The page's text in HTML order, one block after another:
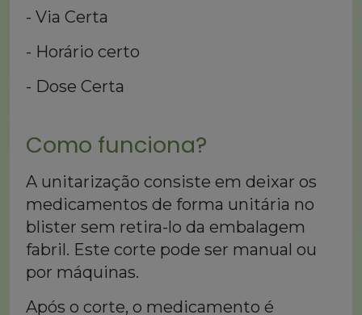
- Via Certa
- Horário certo
- Dose Certa
Como funciona?
A unitarização consiste em deixar os
medicamentos de forma unitária no
blister sem retira-lo da embalagem
fabril. Este corte pode ser manual ou
por máquinas.
Após o corte, o medicamento é